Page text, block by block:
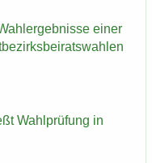
einer
Wahl­prü­fung in